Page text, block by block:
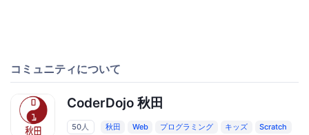
コミュニティについて
CoderDojo 秋田
50人 秋田 Web プログラミング キッズ
Scratch